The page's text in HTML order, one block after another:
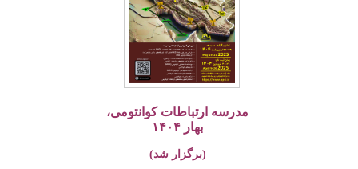
مدرسه ارتباطات کوانتومی،
بهار ۱۴۰۴
(برگزار شد)